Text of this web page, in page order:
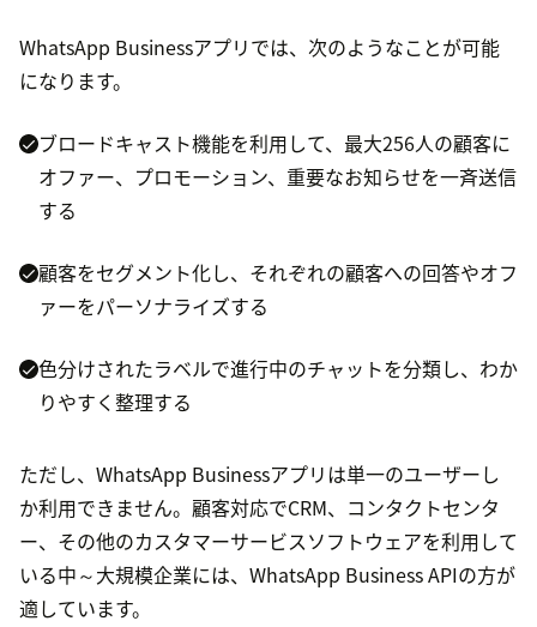
WhatsApp Businessアプリでは、次のようなことが可能
になります。
ブロードキャスト機能を利用して、最大256人の顧客に
オファー、プロモーション、重要なお知らせを一斉送信
する
顧客をセグメント化し、それぞれの顧客への回答やオフ
ァーをパーソナライズする
色分けされたラベルで進行中のチャットを分類し、わか
りやすく整理する
ただし、WhatsApp Businessアプリは単一のユーザーし
か利用できません。顧客対応でCRM、コンタクトセンタ
ー、その他のカスタマーサービスソフトウェアを利用して
いる中～大規模企業には、WhatsApp Business APIの方が
適しています。